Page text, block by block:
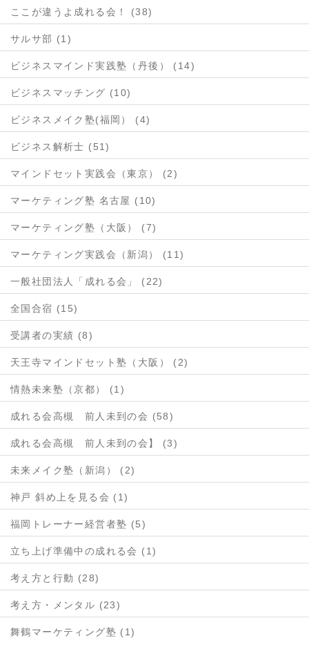
ここが違うよ成れる会！ (38)
サルサ部 (1)
ビジネスマインド実践塾（丹後） (14)
ビジネスマッチング (10)
ビジネスメイク塾(福岡） (4)
ビジネス解析士 (51)
マインドセット実践会（東京） (2)
マーケティング塾 名古屋 (10)
マーケティング塾（大阪） (7)
マーケティング実践会（新潟） (11)
一般社団法人「成れる会」 (22)
全国合宿 (15)
受講者の実績 (8)
天王寺マインドセット塾（大阪） (2)
情熱未来塾（京都） (1)
成れる会高槻 前人未到の会 (58)
成れる会高槻 前人未到の会】 (3)
未来メイク塾（新潟） (2)
神戸 斜め上を見る会 (1)
福岡トレーナー経営者塾 (5)
立ち上げ準備中の成れる会 (1)
考え方と行動 (28)
考え方・メンタル (23)
舞鶴マーケティング塾 (1)